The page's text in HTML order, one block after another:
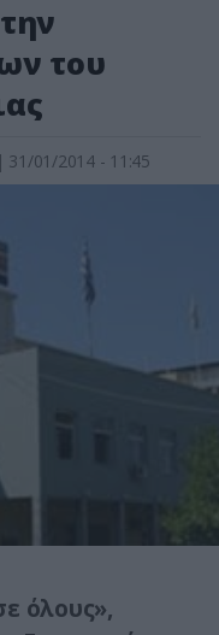
του
| 31/01/2014 - 11:45
όλους»,